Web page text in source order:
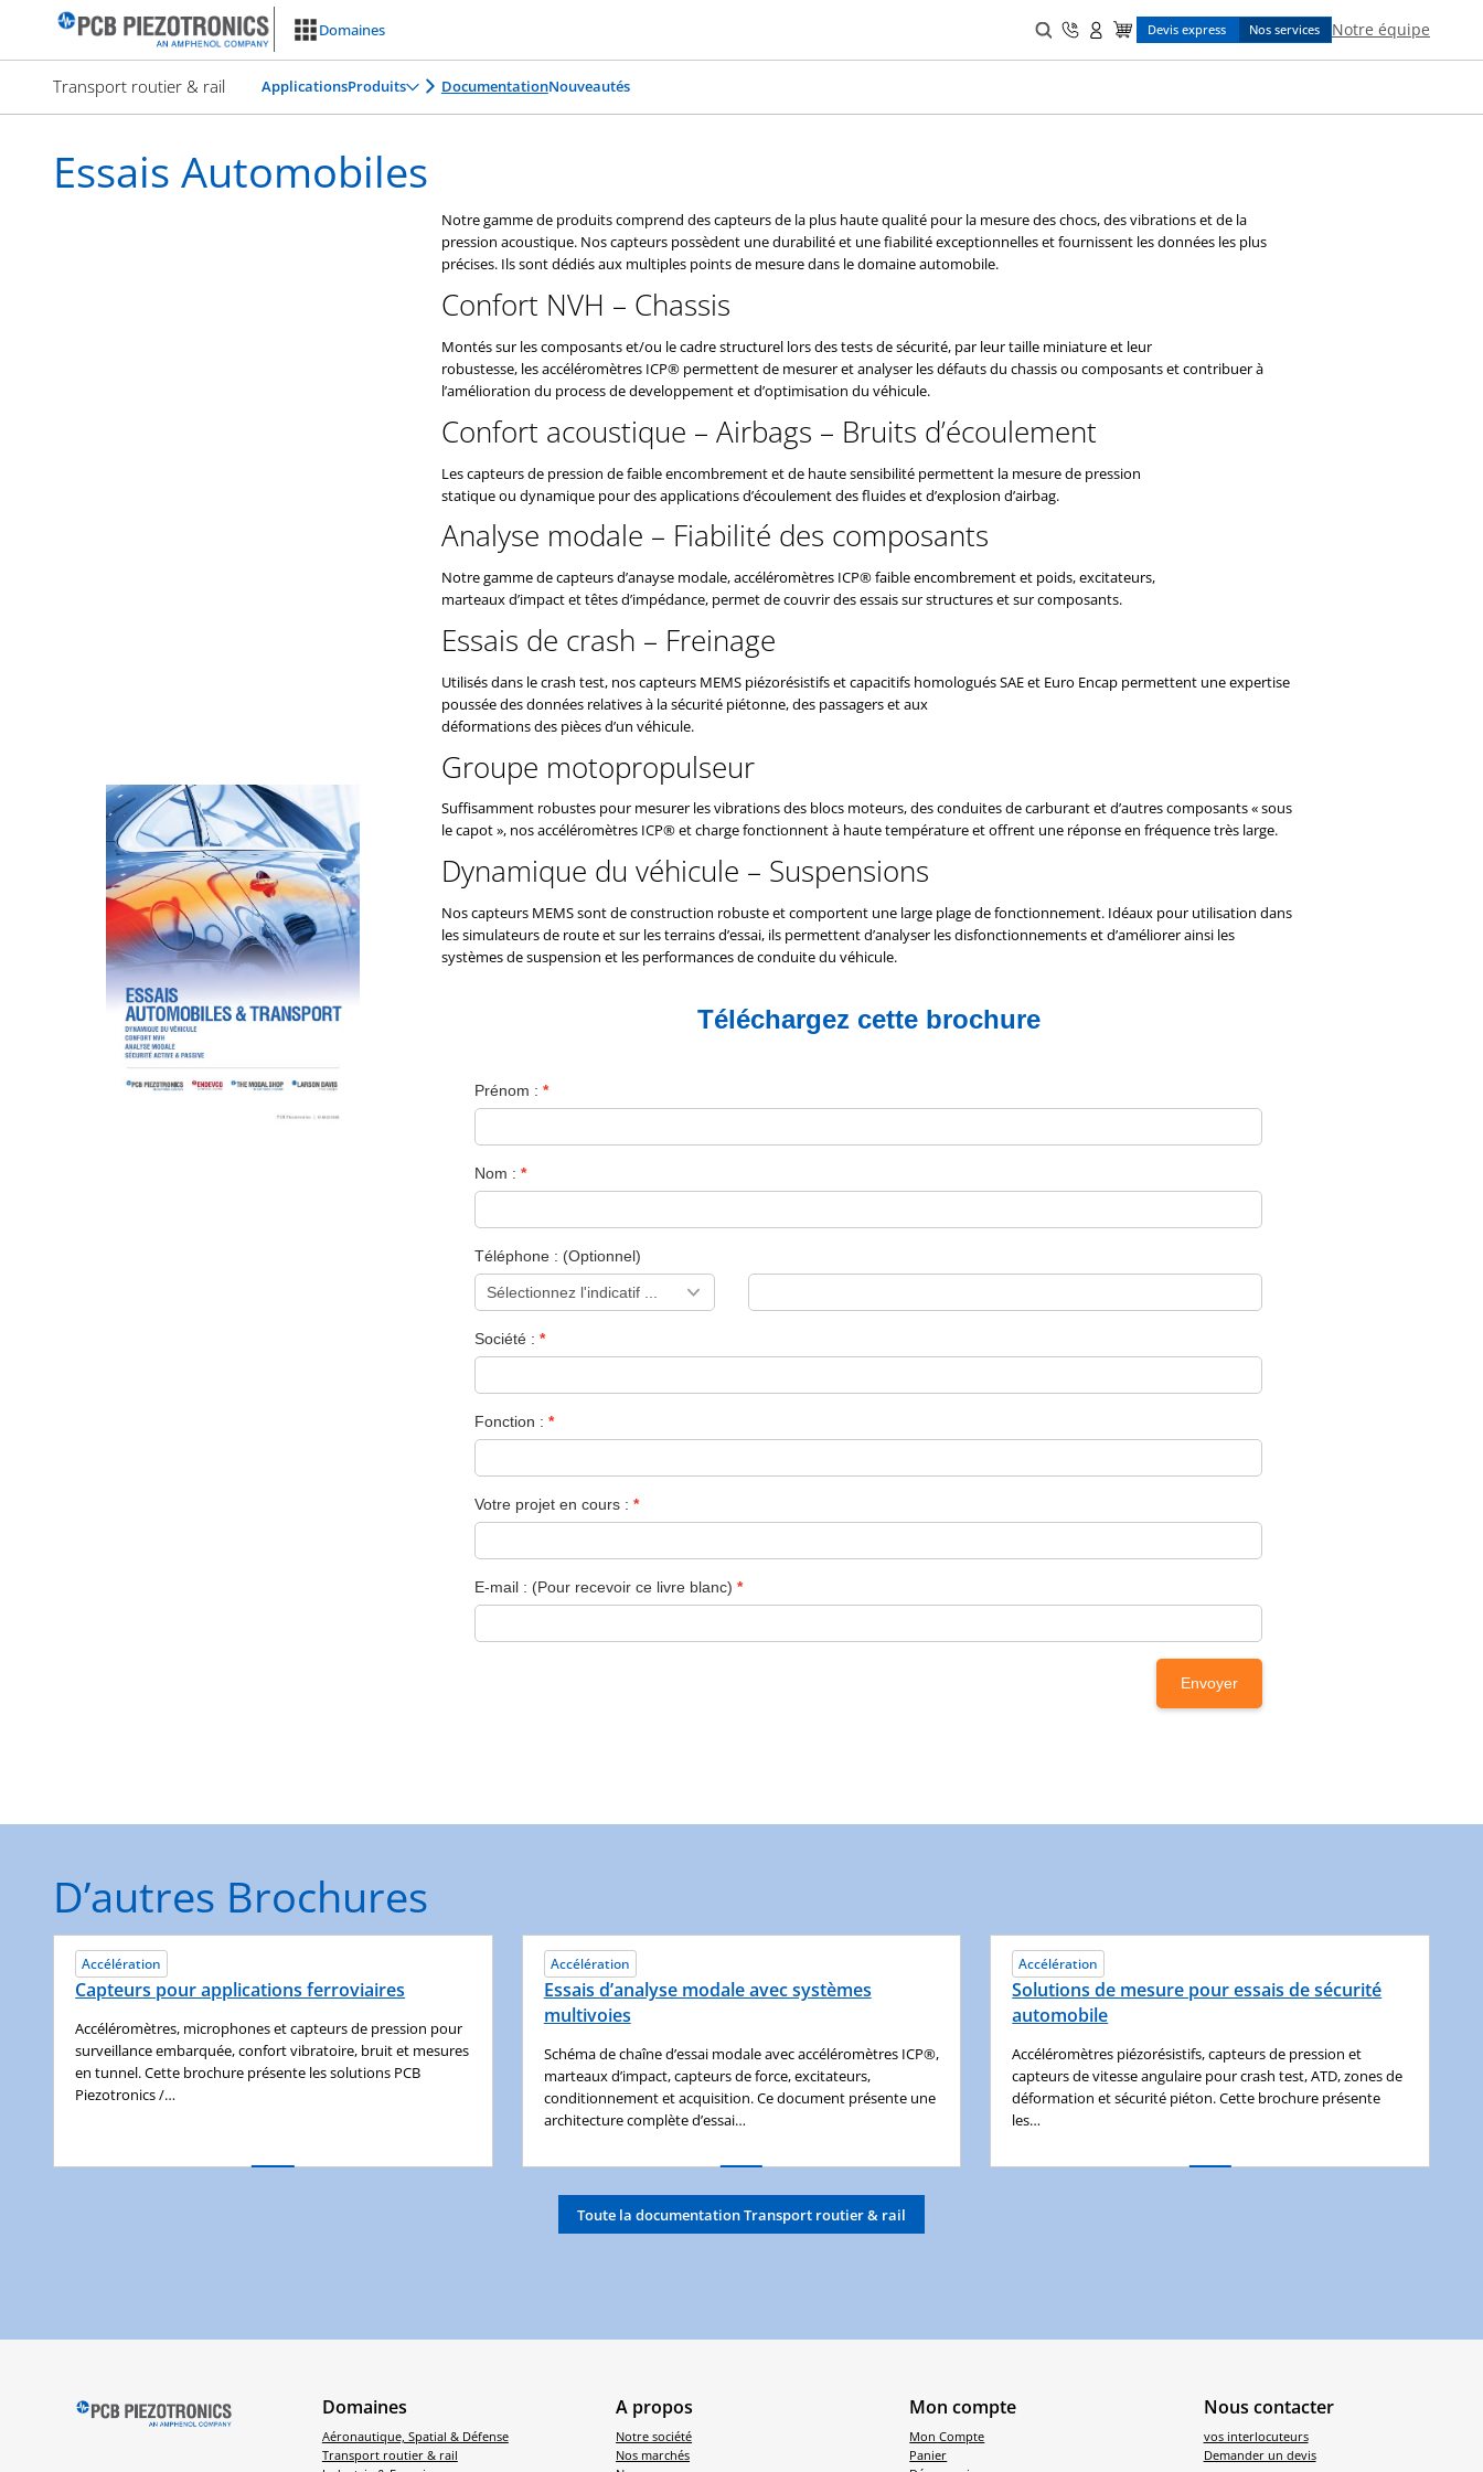
Domaines
Search
for:
Devis express Nos services Notre équipe
Transport routier & rail ApplicationsProduits DocumentationNouveautés
Essais Automobiles
Notre gamme de produits comprend des capteurs de la plus haute qualité pour la mesure des chocs, des vibrations et de la
pression acoustique. Nos capteurs possèdent une durabilité et une fiabilité exceptionnelles et fournissent les données les plus
précises. Ils sont dédiés aux multiples points de mesure dans le domaine automobile.
Confort NVH – Chassis
Montés sur les composants et/ou le cadre structurel lors des tests de sécurité, par leur taille miniature et leur
robustesse, les accéléromètres ICP® permettent de mesurer et analyser les défauts du chassis ou composants et contribuer à
l’amélioration du process de developpement et d’optimisation du véhicule.
Confort acoustique – Airbags – Bruits d’écoulement
Les capteurs de pression de faible encombrement et de haute sensibilité permettent la mesure de pression
statique ou dynamique pour des applications d’écoulement des fluides et d’explosion d’airbag.
Analyse modale – Fiabilité des composants
Notre gamme de capteurs d’anayse modale, accéléromètres ICP® faible encombrement et poids, excitateurs,
marteaux d’impact et têtes d’impédance, permet de couvrir des essais sur structures et sur composants.
Essais de crash – Freinage
Utilisés dans le crash test, nos capteurs MEMS piézorésistifs et capacitifs homologués SAE et Euro Encap permettent une expertise
poussée des données relatives à la sécurité piétonne, des passagers et aux
déformations des pièces d’un véhicule.
Groupe motopropulseur
Suffisamment robustes pour mesurer les vibrations des blocs moteurs, des conduites de carburant et d’autres composants « sous
le capot », nos accéléromètres ICP® et charge fonctionnent à haute température et offrent une réponse en fréquence très large.
Dynamique du véhicule – Suspensions
Nos capteurs MEMS sont de construction robuste et comportent une large plage de fonctionnement. Idéaux pour utilisation dans
les simulateurs de route et sur les terrains d’essai, ils permettent d’analyser les disfonctionnements et d’améliorer ainsi les
systèmes de suspension et les performances de conduite du véhicule.
D’autres Brochures
Accélération
Capteurs pour applications ferroviaires
Accéléromètres, microphones et capteurs de pression pour
surveillance embarquée, confort vibratoire, bruit et mesures
en tunnel. Cette brochure présente les solutions PCB
Piezotronics /…
Accélération
Essais d’analyse modale avec systèmes
multivoies
Schéma de chaîne d’essai modale avec accéléromètres ICP®,
marteaux d’impact, capteurs de force, excitateurs,
conditionnement et acquisition. Ce document présente une
architecture complète d’essai…
Accélération
Solutions de mesure pour essais de sécurité
automobile
Accéléromètres piézorésistifs, capteurs de pression et
capteurs de vitesse angulaire pour crash test, ATD, zones de
déformation et sécurité piéton. Cette brochure présente
les…
Toute la documentation Transport routier & rail
Domaines
Aéronautique, Spatial & Défense
Transport routier & rail
A propos
Notre société
Nos marchés
Mon compte
Mon Compte
Panier
Nous contacter
vos interlocuteurs
Demander un devis